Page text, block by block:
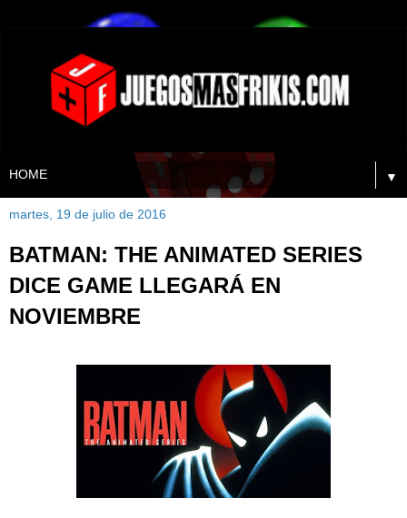
▼
martes, 19 de julio de 2016
BATMAN: THE ANIMATED SERIES
DICE GAME LLEGARÁ EN
NOVIEMBRE